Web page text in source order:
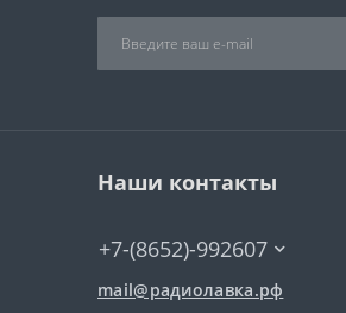
Наши контакты
+7-(8652)-992607
mail@радиолавка.рф